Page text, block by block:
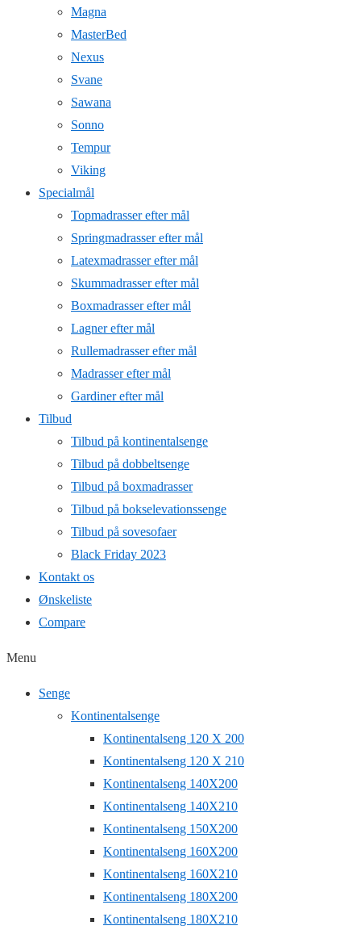
Magna
MasterBed
Nexus
Svane
Sawana
Sonno
Tempur
Viking
Specialmål
Topmadrasser efter mål
Springmadrasser efter mål
Latexmadrasser efter mål
Skummadrasser efter mål
Boxmadrasser efter mål
Lagner efter mål
Rullemadrasser efter mål
Madrasser efter mål
Gardiner efter mål
Tilbud
Tilbud på kontinentalsenge
Tilbud på dobbeltsenge
Tilbud på boxmadrasser
Tilbud på bokselevationssenge
Tilbud på sovesofaer
Black Friday 2023
Kontakt os
Ønskeliste
Compare
Menu
Senge
Kontinentalsenge
Kontinentalseng 120 X 200
Kontinentalseng 120 X 210
Kontinentalseng 140X200
Kontinentalseng 140X210
Kontinentalseng 150X200
Kontinentalseng 160X200
Kontinentalseng 160X210
Kontinentalseng 180X200
Kontinentalseng 180X210